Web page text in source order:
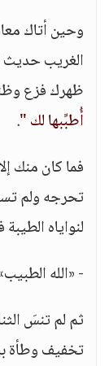
وحين أتاك
الغريب حديث
ظهرك فزع
أُطبِّبها لك ".
فما كان منك
تحرجه ولم
لنواياه
- «الله
ثم لم تنسَ
تخفيف وطأة